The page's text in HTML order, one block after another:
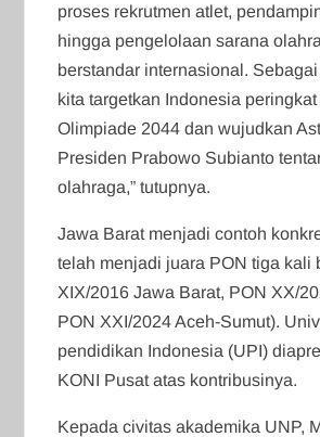
proses rekrutmen atlet,
hingga pengelolaan sarana
berstandar internasional.
kita targetkan Indonesia
Olimpiade 2044 dan wujudkan
Presiden Prabowo Subianto
olahraga,” tutupnya.
Jawa Barat menjadi contoh
telah menjadi juara PON tiga kali
XIX/2016 Jawa Barat, PON XX/
PON XXI/2024 Aceh-Sumut).
pendidikan Indonesia (UPI)
KONI Pusat atas kontribusinya.
Kepada civitas akademika UNP,